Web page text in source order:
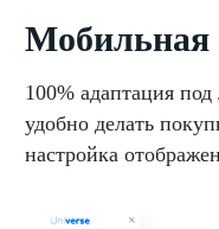
Мобильная
100% адаптация
удобно делать
настройка